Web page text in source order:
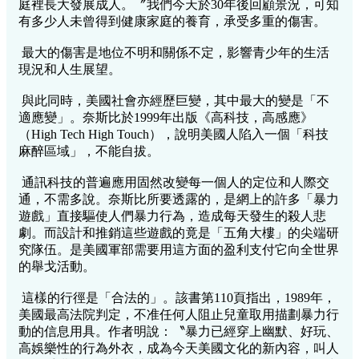
庭裡長大發展成人。〞我們今天於30年後回顧景況，可知
有多少人未曾得到健康家庭的養育，承受多重的傷害。
最大的傷害是地位不明和關係不定，影響青少年的生活
現況和人生展望。
與此同時，美國社會亦經歷巨變，其中最大的變是「不
適應變」。奈斯比於1999年出版《高科技，高感應》
（High Tech High Touch），說明美國人陷入一個「科技
麻醉區域」，不能自拔。
通訊科技的普遍應用固然改變每一個人的定位和人際交
通，不需多說。奈斯比所要透露的，是網上的許多「暴力
遊戲」直接驅使人們暴力行為，造成每天發生的殺人悲
劇。而設計和推銷這些遊戲的竟是「五角大樓」的尖端研
究隊伍。是美國軍部需要用這方面的盈利支付它向全世界
的舉戈活動。
這樣的行徑是「合法的」。該書第110頁指出，1989年，
美國最高法院判定，不准任何人阻止兒童取用描劃暴力行
動的信息用具。作者明說：〝暴力已經穿上幽默、好玩、
高娛樂性的行為外衣，成為今天美國文化的新內容，叫人